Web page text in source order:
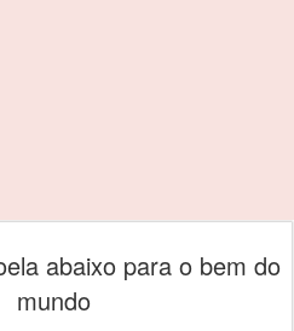
abaixo para o bem do
mundo